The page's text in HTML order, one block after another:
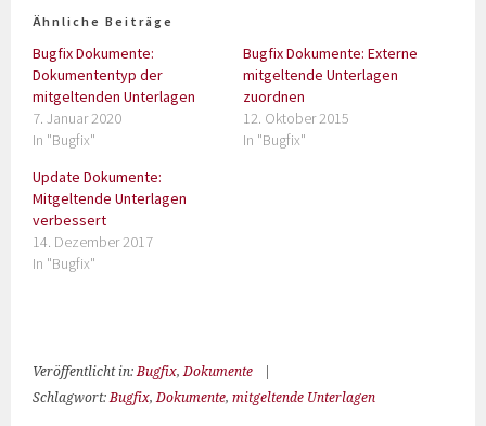
Ähnliche Beiträge
Bugfix Dokumente:
Dokumententyp der
mitgeltenden Unterlagen
7. Januar 2020
In "Bugfix"
Bugfix Dokumente: Externe
mitgeltende Unterlagen
zuordnen
12. Oktober 2015
In "Bugfix"
Update Dokumente:
Mitgeltende Unterlagen
verbessert
14. Dezember 2017
In "Bugfix"
Veröffentlicht in:Bugfix,Dokumente
Schlagwort:Bugfix,Dokumente,mitgeltende Unterlagen